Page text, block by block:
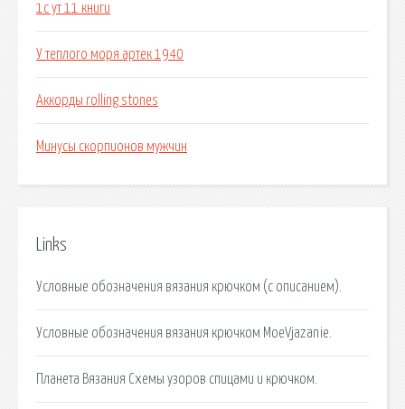
1с ут 11 книги
У теплого моря артек 1940
Аккорды rolling stones
Минусы скорпионов мужчин
Links
Условные обозначения вязания крючком (с описанием).
Условные обозначения вязания крючком MoeVjazanie.
Планета Вязания Схемы узоров спицами и крючком.